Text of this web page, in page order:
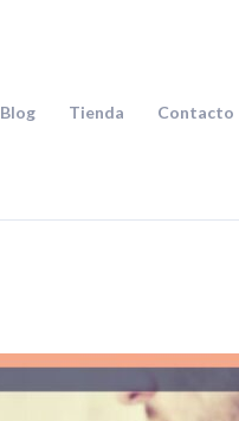
Blog Tienda Contacto